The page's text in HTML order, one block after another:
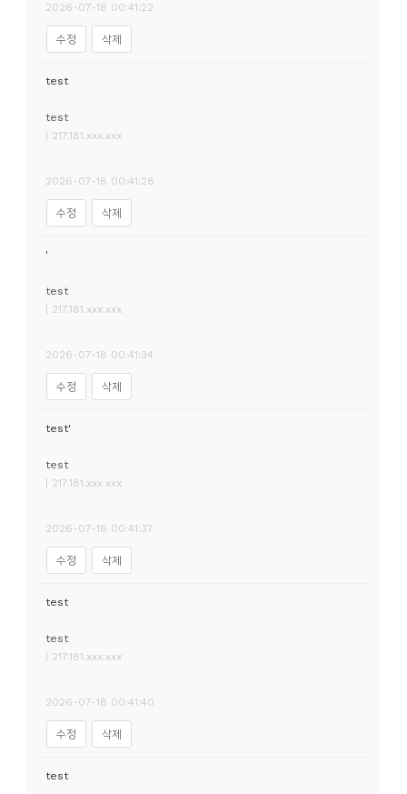
2026-07-18 00:41:22
수정 삭제
test
test
| 217.181.xxx.xxx
2026-07-18 00:41:28
수정 삭제
'
test
| 217.181.xxx.xxx
2026-07-18 00:41:34
수정 삭제
test'
test
| 217.181.xxx.xxx
2026-07-18 00:41:37
수정 삭제
test
test
| 217.181.xxx.xxx
2026-07-18 00:41:40
수정 삭제
test